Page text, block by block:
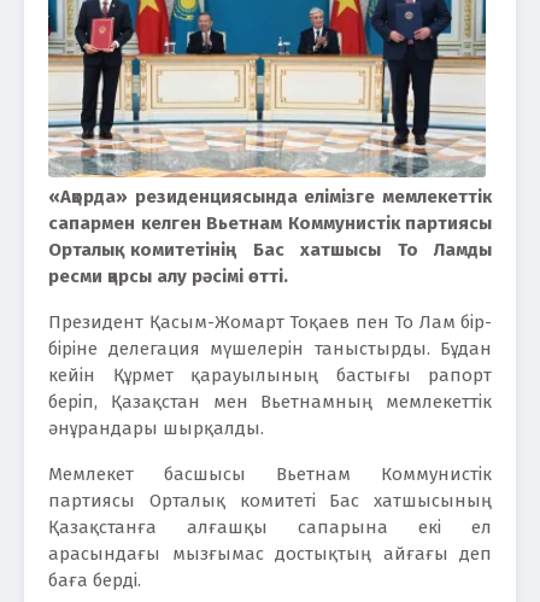
«Ақорда» резиденциясында елімізге мемлекеттік
сапармен келген Вьетнам Коммунистік партиясы
Орталық комитетінің Бас хатшысы То Ламды
ресми қарсы алу рәсімі өтті.
Президент Қасым-Жомарт Тоқаев пен То Лам бір-
біріне делегация мүшелерін таныстырды. Бұдан
кейін Құрмет қарауылының бастығы рапорт
беріп, Қазақстан мен Вьетнамның мемлекеттік
әнұрандары шырқалды.
Мемлекет басшысы Вьетнам Коммунистік
партиясы Орталық комитеті Бас хатшысының
Қазақстанға алғашқы сапарына екі ел
арасындағы мызғымас достықтың айғағы деп
баға берді.